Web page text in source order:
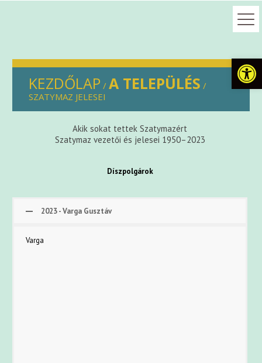
KEZDŐLAP /A TELEPÜLÉS /
SZATYMAZ JELESEI
Akik sokat tettek Szatymazért
Szatymaz vezetői és jelesei 1950–2023
Díszpolgárok
2023 - Varga Gusztáv
Varga